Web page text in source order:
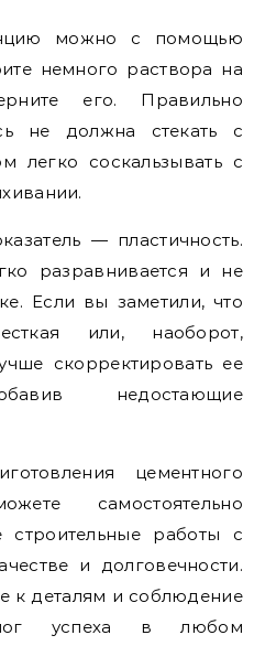
можно с помощью
немного раствора на
его. Правильно
не должна стекать с
легко соскальзывать с
— пластичность.
разравнивается и не
Если вы заметили, что
или, наоборот,
скорректировать ее
недостающие
цементного
самостоятельно
строительные работы с
и долговечности.
к деталям и соблюдение
успеха в любом